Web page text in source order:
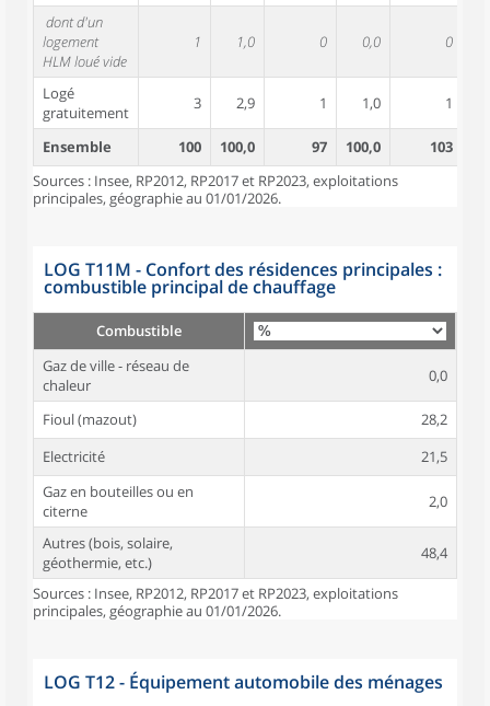
dont d'un
logement
HLM loué vide
1 1,0 0 0,0 0
Logé
gratuitement
3 2,9 1 1,0 1
Ensemble 100 100,0 97 100,0 103
Sources : Insee, RP2012, RP2017 et RP2023, exploitations
principales, géographie au 01/01/2026.
LOG T11M - Confort des résidences principales :
combustible principal de chauffage
Combustible
Gaz de ville - réseau de
chaleur
0,0
Fioul (mazout)
28,2
Electricité
21,5
Gaz en bouteilles ou en
citerne
2,0
Autres (bois, solaire,
géothermie, etc.)
48,4
Sources : Insee, RP2012, RP2017 et RP2023, exploitations
principales, géographie au 01/01/2026.
LOG T12 - Équipement automobile des ménages